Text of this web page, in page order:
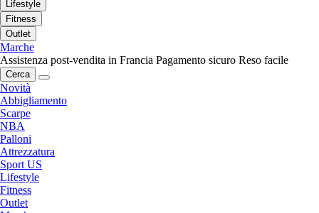
Lifestyle
Fitness
Outlet
Marche
Assistenza post-vendita in Francia Pagamento sicuro Reso facile
Cerca
Novità
Abbigliamento
Scarpe
NBA
Palloni
Attrezzatura
Sport US
Lifestyle
Fitness
Outlet